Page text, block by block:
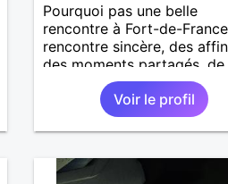
Pourquoi pas une belle
rencontre à Fort-de-
rencontre sincère, des
des moments partagés, de
complicité, le bonheur d'être
ensemble...Voir le profil